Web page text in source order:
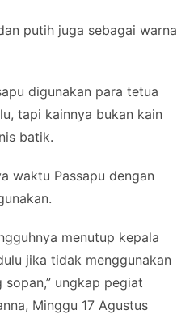
putih juga sebagai warna
digunakan para tetua
tapi kainnya bukan kain
batik.
waktu Passapu dengan
menutup kepala
jika tidak menggunakan
ungkap pegiat
Minggu 17 Agustus